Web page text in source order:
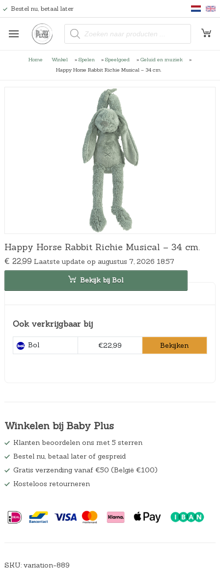
Bestel nu, betaal later
P
o
c
t
e
Home Winkel » Spelen » Speelgoed » Geluid en muziek
»
Happy Horse Rabbit Richie Musical – 34 cm.
Happy Horse Rabbit Richie Musical – 34 cm.
€ 22,99 Laatste update op augustus 7, 2026 18:57
Bekijk bij Bol
Ook verkrijgbaar bij
Bol €22,99 Bekijken
Winkelen bij Baby Plus
Klanten beoordelen ons met 5 sterren
Bestel nu, betaal later of gespreid
Gratis verzending vanaf €50 (België €100)
Kosteloos retourneren
SKU: variation-889